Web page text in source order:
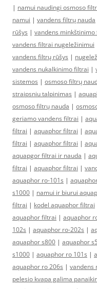
| namui naudingi osmoso
namui | vandens filtrų nauda
rūšys | vandens minkštinimo
vandens filtrai nugeležinimui
vandens filtrų rūšys |
vandens nukalkinimo filtrai |
sistemos | osmoso filtrų
straipsniu talpinimas |
osmoso filtrų nauda |
geriamo vandens filtrai |
filtrai | aquaphor filtrai |
filtrai | aquaphor filtrai |
aquapgor filtrai ir nauda |
filtrai | aquaphor filtrai |
aquaphor ro-101s |
s1000 | namui ir biurui
filtrai | kodel aquaphor filtrai
aquaphor filtrai | aquaphor
102s | aquaphor ro-202s |
aquaphor s800 | aquaphor
s1000 | aquaphor ro 101s |
aquaphor ro 206s | vandens
pelesio kvapa galima